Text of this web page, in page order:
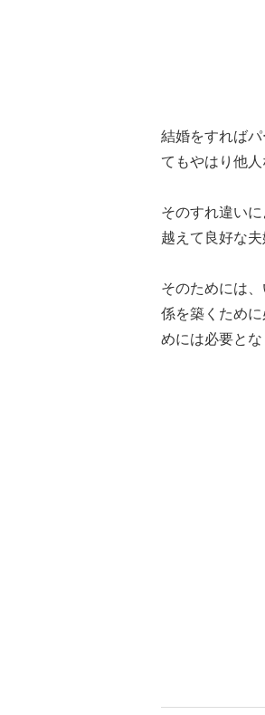
結婚をすれば
てもやはり他
そのすれ違い
越えて良好な夫
そのためには
係を築くため
めには必要とな